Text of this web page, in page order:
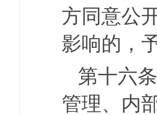
方同意公
影响的，
第十六条
管理、内